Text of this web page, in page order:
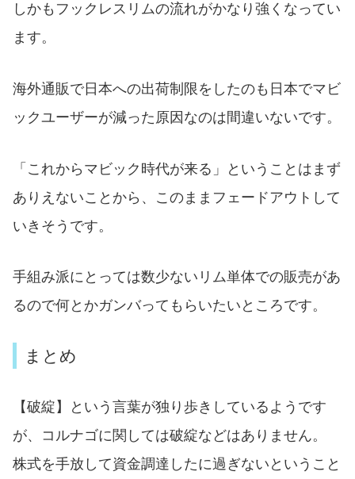
しかもフックレスリムの流れがかなり強くなってい
ます。
海外通販で日本への出荷制限をしたのも日本でマビ
ックユーザーが減った原因なのは間違いないです。
「これからマビック時代が来る」ということはまず
ありえないことから、このままフェードアウトして
いきそうです。
手組み派にとっては数少ないリム単体での販売があ
るので何とかガンバってもらいたいところです。
まとめ
【破綻】という言葉が独り歩きしているようです
が、コルナゴに関しては破綻などはありません。
株式を手放して資金調達したに過ぎないということ